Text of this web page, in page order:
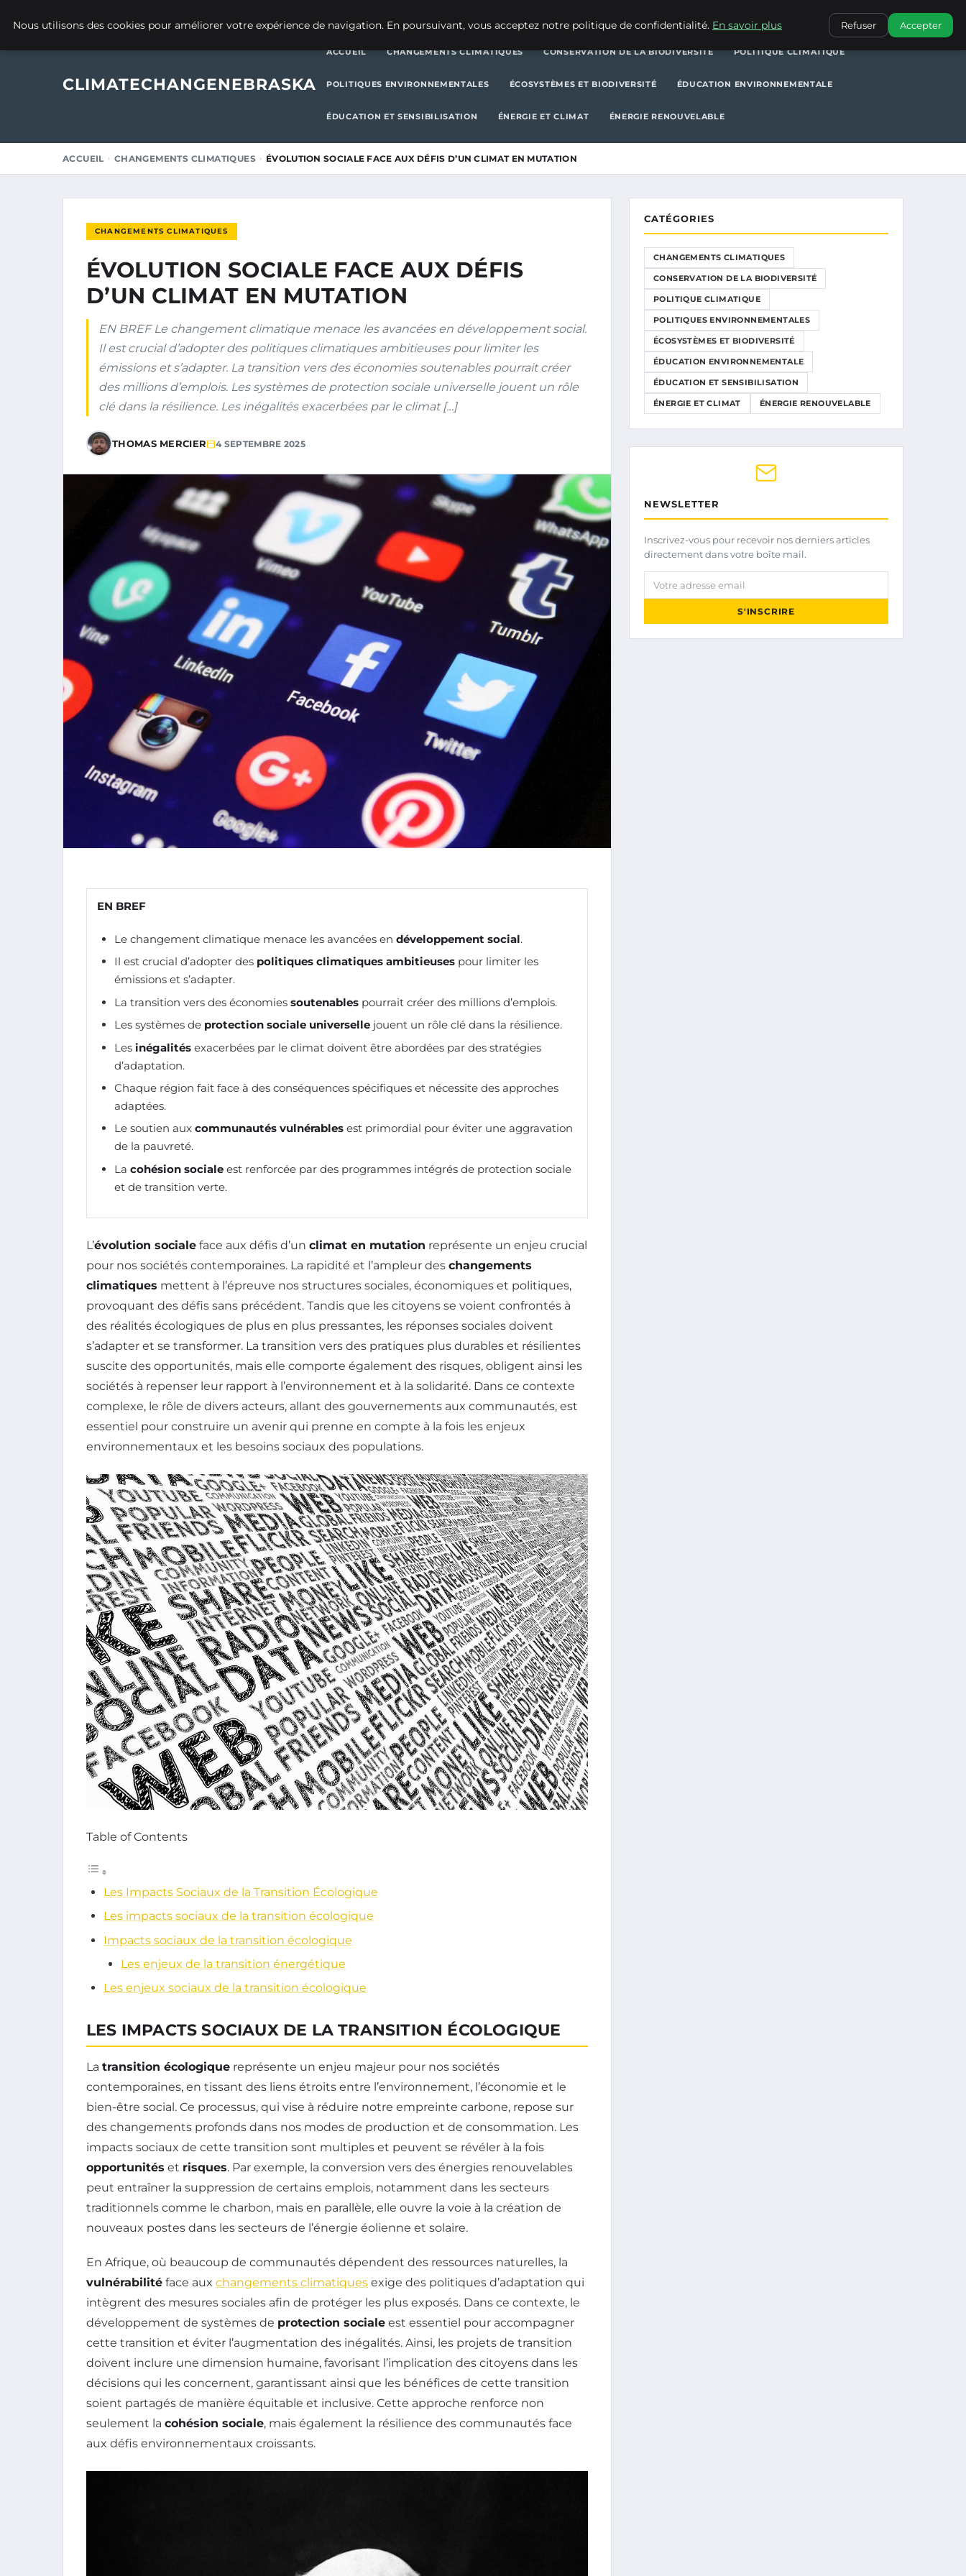
POLITIQUES ENVIRONNEMENTALES
CLIMATECHANGENEBRASKA
ACCUEIL CHANGEMENTS CLIMATIQUES CONSERVATION DE LA BIODIVERSITÉ POLITIQUE CLIMATIQUE
POLITIQUES ENVIRONNEMENTALES ÉCOSYSTÈMES ET BIODIVERSITÉ ÉDUCATION ENVIRONNEMENTALE
ÉDUCATION ET SENSIBILISATION ÉNERGIE ET CLIMAT ÉNERGIE RENOUVELABLE
ACCUEIL CHANGEMENTS CLIMATIQUES ÉVOLUTION SOCIALE FACE AUX DÉFIS D’UN CLIMAT EN MUTATION
CHANGEMENTS CLIMATIQUES
ÉVOLUTION SOCIALE FACE AUX DÉFIS
D’UN CLIMAT EN MUTATION
EN BREF Le changement climatique menace les avancées en développement social.
Il est crucial d’adopter des politiques climatiques ambitieuses pour limiter les
émissions et s’adapter. La transition vers des économies soutenables pourrait créer
des millions d’emplois. Les systèmes de protection sociale universelle jouent un rôle
clé dans la résilience. Les inégalités exacerbées par le climat […]
THOMAS MERCIER 4 SEPTEMBRE 2025
EN BREF
Le changement climatique menace les avancées en développement social.
Il est crucial d’adopter des politiques climatiques ambitieuses pour limiter les
émissions et s’adapter.
La transition vers des économies soutenables pourrait créer des millions d’emplois.
Les systèmes de protection sociale universelle jouent un rôle clé dans la résilience.
Les inégalités exacerbées par le climat doivent être abordées par des stratégies
d’adaptation.
Chaque région fait face à des conséquences spécifiques et nécessite des approches
adaptées.
Le soutien aux communautés vulnérables est primordial pour éviter une aggravation
de la pauvreté.
La cohésion sociale est renforcée par des programmes intégrés de protection sociale
et de transition verte.
L’évolution sociale face aux défis d’un climat en mutation représente un enjeu crucial
pour nos sociétés contemporaines. La rapidité et l’ampleur des changements
climatiques mettent à l’épreuve nos structures sociales, économiques et politiques,
provoquant des défis sans précédent. Tandis que les citoyens se voient confrontés à
des réalités écologiques de plus en plus pressantes, les réponses sociales doivent
s’adapter et se transformer. La transition vers des pratiques plus durables et résilientes
suscite des opportunités, mais elle comporte également des risques, obligent ainsi les
sociétés à repenser leur rapport à l’environnement et à la solidarité. Dans ce contexte
complexe, le rôle de divers acteurs, allant des gouvernements aux communautés, est
essentiel pour construire un avenir qui prenne en compte à la fois les enjeux
environnementaux et les besoins sociaux des populations.
Table of Contents
Les Impacts Sociaux de la Transition Écologique
Les impacts sociaux de la transition écologique
Impacts sociaux de la transition écologique
Les enjeux de la transition énergétique
Les enjeux sociaux de la transition écologique
LES IMPACTS SOCIAUX DE LA TRANSITION ÉCOLOGIQUE
La transition écologique représente un enjeu majeur pour nos sociétés
contemporaines, en tissant des liens étroits entre l’environnement, l’économie et le
bien-être social. Ce processus, qui vise à réduire notre empreinte carbone, repose sur
des changements profonds dans nos modes de production et de consommation. Les
impacts sociaux de cette transition sont multiples et peuvent se révéler à la fois
opportunités et risques. Par exemple, la conversion vers des énergies renouvelables
peut entraîner la suppression de certains emplois, notamment dans les secteurs
traditionnels comme le charbon, mais en parallèle, elle ouvre la voie à la création de
nouveaux postes dans les secteurs de l’énergie éolienne et solaire.
En Afrique, où beaucoup de communautés dépendent des ressources naturelles, la
vulnérabilité face aux changements climatiques exige des politiques d’adaptation qui
intègrent des mesures sociales afin de protéger les plus exposés. Dans ce contexte, le
développement de systèmes de protection sociale est essentiel pour accompagner
cette transition et éviter l’augmentation des inégalités. Ainsi, les projets de transition
doivent inclure une dimension humaine, favorisant l’implication des citoyens dans les
décisions qui les concernent, garantissant ainsi que les bénéfices de cette transition
soient partagés de manière équitable et inclusive. Cette approche renforce non
seulement la cohésion sociale, mais également la résilience des communautés face
aux défis environnementaux croissants.
CATÉGORIES
CHANGEMENTS CLIMATIQUES
CONSERVATION DE LA BIODIVERSITÉ
POLITIQUE CLIMATIQUE
POLITIQUES ENVIRONNEMENTALES
ÉCOSYSTÈMES ET BIODIVERSITÉ
ÉDUCATION ENVIRONNEMENTALE
ÉDUCATION ET SENSIBILISATION
ÉNERGIE ET CLIMAT ÉNERGIE RENOUVELABLE
NEWSLETTER
Inscrivez-vous pour recevoir nos derniers articles
directement dans votre boîte mail.
Votre adresse email
S'INSCRIRE
Nous utilisons des cookies pour améliorer votre expérience de navigation. En poursuivant, vous acceptez notre politique de confidentialité. En savoir plus Refuser Accepter